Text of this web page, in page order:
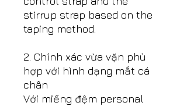
stirrup strap based on the
taping method.
2. Chính xác vừa vặn phù
hợp với hình dạng mắt cá
chân
Với miếng đệm personal